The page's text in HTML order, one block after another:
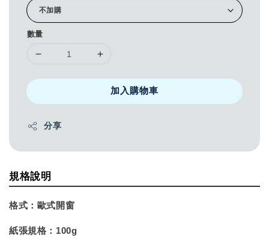
數量
加入購物車
分享
規格說明
格式： 歐式開窗
紙張規格： 100g